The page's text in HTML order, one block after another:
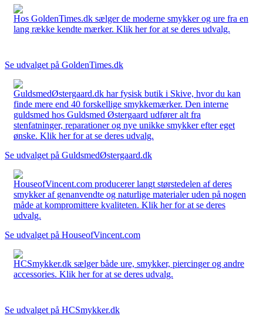
Hos GoldenTimes.dk sælger de moderne smykker og ure fra en
lang række kendte mærker. Klik her for at se deres udvalg.
Se udvalget på GoldenTimes.dk
GuldsmedØstergaard.dk har fysisk butik i Skive, hvor du kan
finde mere end 40 forskellige smykkemærker. Den interne
guldsmed hos Guldsmed Østergaard udfører alt fra
stenfatninger, reparationer og nye unikke smykker efter eget
ønske. Klik her for at se deres udvalg.
Se udvalget på GuldsmedØstergaard.dk
HouseofVincent.com producerer langt størstedelen af deres
smykker af genanvendte og naturlige materialer uden på nogen
måde at kompromittere kvaliteten. Klik her for at se deres
udvalg.
Se udvalget på HouseofVincent.com
HCSmykker.dk sælger både ure, smykker, piercinger og andre
accessories. Klik her for at se deres udvalg.
Se udvalget på HCSmykker.dk